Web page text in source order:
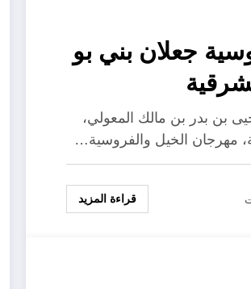
جعلان بني بو
بن بدر بن مالك المعولي،
مهرجان الخيل والفروسية…
قراءة المزيد
الفُروسية